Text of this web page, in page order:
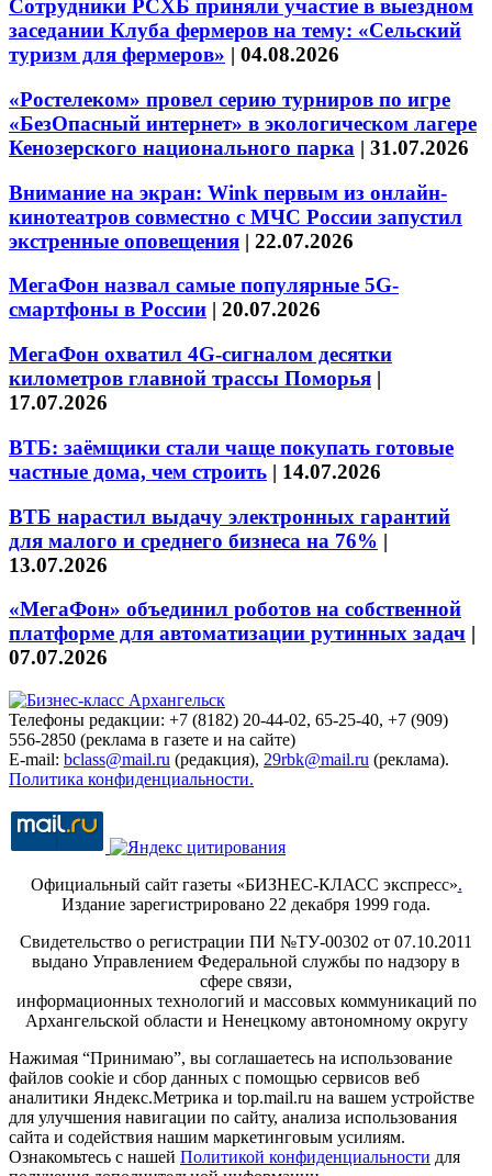
Сотрудники РСХБ приняли участие в выездном
заседании Клуба фермеров на тему: «Сельский
туризм для фермеров» | 04.08.2026
«Ростелеком» провел серию турниров по игре
«БезОпасный интернет» в экологическом лагере
Кенозерского национального парка | 31.07.2026
Внимание на экран: Wink первым из онлайн-
кинотеатров совместно с МЧС России запустил
экстренные оповещения | 22.07.2026
МегаФон назвал самые популярные 5G-
смартфоны в России | 20.07.2026
МегаФон охватил 4G-сигналом десятки
километров главной трассы Поморья |
17.07.2026
ВТБ: заёмщики стали чаще покупать готовые
частные дома, чем строить | 14.07.2026
ВТБ нарастил выдачу электронных гарантий
для малого и среднего бизнеса на 76% |
13.07.2026
«МегаФон» объединил роботов на собственной
платформе для автоматизации рутинных задач |
07.07.2026
Телефоны редакции: +7 (8182) 20-44-02, 65-25-40, +7 (909)
556-2850 (реклама в газете и на сайте)
E-mail: bclass@mail.ru (редакция), 29rbk@mail.ru (реклама).
Политика конфиденциальности.
Официальный сайт газеты «БИЗНЕС-КЛАСС экспресс».
Издание зарегистрировано 22 декабря 1999 года.
Свидетельство о регистрации ПИ №ТУ-00302 от 07.10.2011
выдано Управлением Федеральной службы по надзору в
сфере связи,
информационных технологий и массовых коммуникаций по
Архангельской области и Ненецкому автономному округу
Нажимая “Принимаю”, вы соглашаетесь на использование
файлов cookie и сбор данных с помощью сервисов веб
аналитики Яндекс.Метрика и top.mail.ru на вашем устройстве
для улучшения навигации по сайту, анализа использования
сайта и содействия нашим маркетинговым усилиям.
Ознакомьтесь с нашей Политикой конфиденциальности для